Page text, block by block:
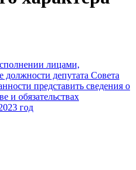
лицами,
депутата Совета
представить сведения о
и обязательствах
год